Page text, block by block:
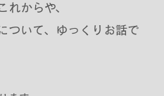
れからや、
ついて、ゆっくりお話で